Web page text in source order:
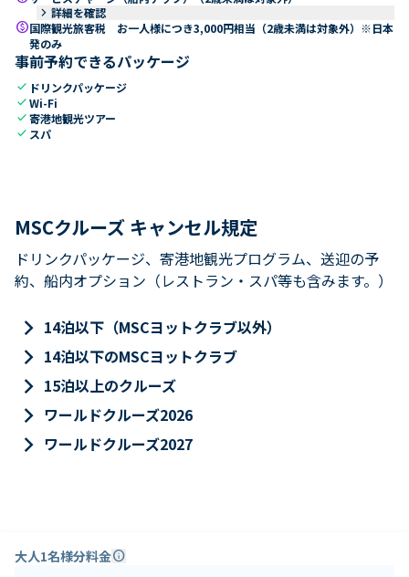
keyboard_arrow_right 詳細を確認
paid国際観光旅客税 お一人様につき3,000円相当（2歳未満は対象外）※日本
発のみ
事前予約できるパッケージ
check ドリンクパッケージ
checkWi-Fi
check寄港地観光ツアー
check スパ
MSCクルーズ キャンセル規定
ドリンクパッケージ、寄港地観光プログラム、送迎の予
約、船内オプション（レストラン・スパ等も含みます。）
keyboard_arrow_right 14泊以下（MSCヨットクラブ以外）
keyboard_arrow_right 14泊以下のMSCヨットクラブ
keyboard_arrow_right 15泊以上のクルーズ
keyboard_arrow_right ワールドクルーズ2026
keyboard_arrow_right ワールドクルーズ2027
大人1名様分料金info